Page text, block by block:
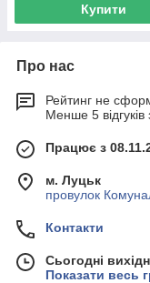
Купити
Про нас
Рейтинг не
Менше 5 відгуків
Працює з
м. Луцьк
провулок
Контакти
Сьогодні
Показати весь